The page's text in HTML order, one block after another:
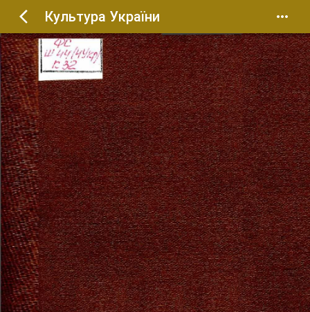
Культура України